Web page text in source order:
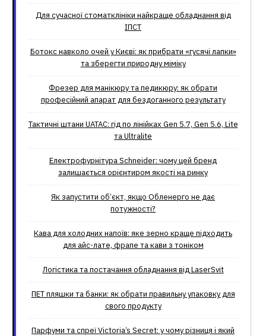
Для сучасної стоматклініки найкраще обладнання від
ІПСТ
Ботокс навколо очей у Києві: як прибрати «гусячі лапки»
та зберегти природну міміку
Фрезер для манікюру та педикюру: як обрати
професійний апарат для бездоганного результату
Тактичні штани UATAC: гід по лінійках Gen 5.7, Gen 5.6, Lite
та Ultralite
Електрофурнітура Schneider: чому цей бренд
залишається орієнтиром якості на ринку
Як запустити об’єкт, якщо Обленерго не дає
потужності?
Кава для холодних напоїв: яке зерно краще підходить
для айс-лате, фрапе та кави з тоніком
Логістика та постачання обладнання від LaserSvit
ПЕТ пляшки та банки: як обрати правильну упаковку для
свого продукту
Парфуми та спреї Victoria’s Secret: у чому різниця і який